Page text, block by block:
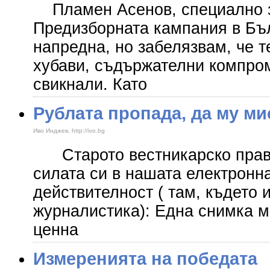
Пламен Асенов, специално
Предизборната кампания в
напредна, но забелязвам, че
хубави, съдържателни
свикнали. Като
Рублата пропада, да му
Иво Инджев, http://ivo.bg
Старото вестникарско
силата си в нашата
действителност ( там, където
журналистика): Една снимка
ценна
Измеренията на победата